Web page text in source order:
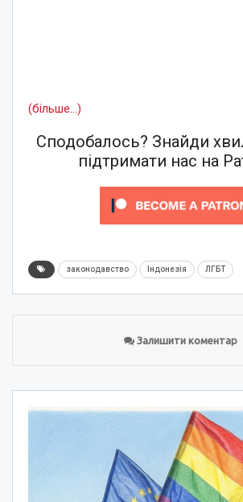
(більше…)
Сподобалось? Знайди
підтримати нас на
законодавство Індонезія ЛГБТ
Залишити коментар